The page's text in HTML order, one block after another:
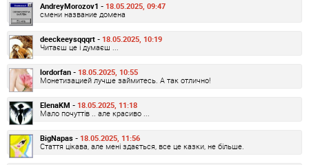
AndreyMorozov1 - 18.05.2025, 09:47
смени название домена
deeckeeysqqqrt - 18.05.2025, 10:19
Читаєш це і думаєш ...
lordorfan - 18.05.2025, 10:55
Монетизацией лучше займитесь. А так отлично!
ElenaKM - 18.05.2025, 11:18
Мало почуттів .. але красиво ...
BigNapas - 18.05.2025, 11:56
Стаття цікава, але мені здається, все це казки, не більше.